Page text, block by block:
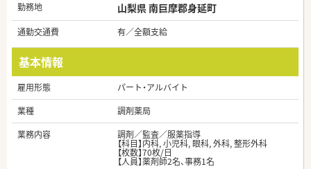
勤務地 山梨県 南巨摩郡身延町
通勤交通費 有／全額支給
基本情報
雇用形態
パート・アルバイト
業種
調剤薬局
業務内容
調剤／監査／服薬指導
【科目】内科, 小児科, 眼科, 外科, 整形外科
【枚数】70枚/日
【人員】薬剤師2名、事務1名